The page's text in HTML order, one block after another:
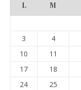
L M
3
4
10
11
17
18
24
25